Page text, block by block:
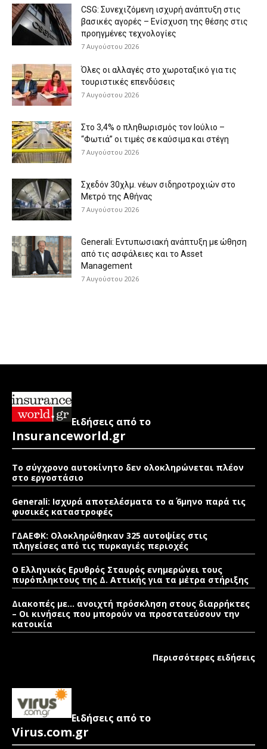
CSG: Συνεχιζόμενη ισχυρή ανάπτυξη στις
βασικές αγορές – Ενίσχυση της θέσης στις
προηγμένες τεχνολογίες
7 Αυγούστου 2026
Όλες οι αλλαγές στο χωροταξικό για τις
τουριστικές επενδύσεις
7 Αυγούστου 2026
Στο 3,4% ο πληθωρισμός τον Ιούλιο –
“Φωτιά” οι τιμές σε καύσιμα και στέγη
7 Αυγούστου 2026
Σχεδόν 30χλμ. νέων σιδηροτροχιών στο
Μετρό της Αθήνας
7 Αυγούστου 2026
Generali: Eντυπωσιακή ανάπτυξη με ώθηση
από τις ασφάλειες και το Asset
Management
7 Αυγούστου 2026
Ειδήσεις από το
Insuranceworld.gr
Το σύγχρονο αυτοκίνητο δεν ολοκληρώνεται πλέον
στο εργοστάσιο
Generali: Ισχυρά αποτελέσματα το α΄ 6μηνο παρά τις
φυσικές καταστροφές
ΓΔΑΕΦΚ: Ολοκληρώθηκαν 325 αυτοψίες στις
πληγείσες από τις πυρκαγιές περιοχές
Ο Ελληνικός Ερυθρός Σταυρός ενημερώνει τους
πυρόπληκτους της Δ. Αττικής για τα μέτρα στήριξης
Διακοπές με… ανοιχτή πρόσκληση στους διαρρήκτες
– Οι κινήσεις που μπορούν να προστατεύσουν την
κατοικία
Περισσότερες ειδήσεις
Ειδήσεις από το
Virus.com.gr